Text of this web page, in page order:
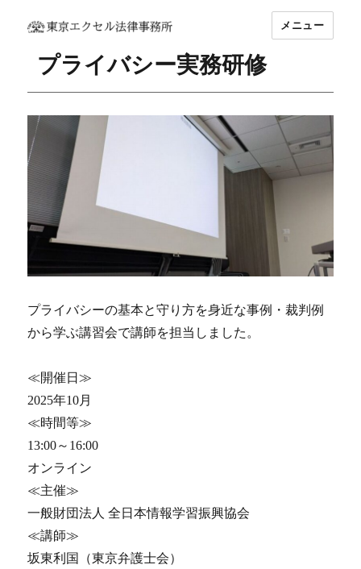
坂東 利国｜東京エクセル法律事務所
メニュー
プライバシー実務研修
プライバシーの基本と守り方を身近な事例・裁判例
から学ぶ講習会で講師を担当しました。
≪開催日≫
2025年10月
≪時間等≫
13:00～16:00
オンライン
≪主催≫
一般財団法人 全日本情報学習振興協会
≪講師≫
坂東利国（東京弁護士会）